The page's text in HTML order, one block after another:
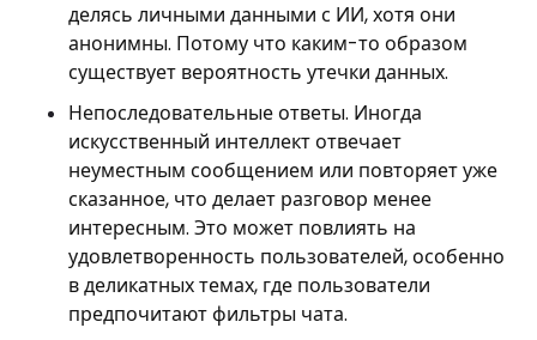
делясь личными данными с ИИ, хотя они
анонимны. Потому что каким-то образом
существует вероятность утечки данных.
Непоследовательные ответы. Иногда
искусственный интеллект отвечает
неуместным сообщением или повторяет уже
сказанное, что делает разговор менее
интересным. Это может повлиять на
удовлетворенность пользователей, особенно
в деликатных темах, где пользователи
предпочитают фильтры чата.